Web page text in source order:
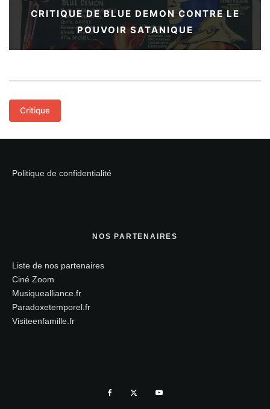
CRITIQUE DE BLUE DEMON CONTRE LE
POUVOIR SATANIQUE
Critique
Politique de confidentialité
NOS PARTENAIRES
Liste de nos partenaires
Ciné Zoom
Musiquealliance.fr
Paradoxetemporel.fr
Visiteenfamille.fr